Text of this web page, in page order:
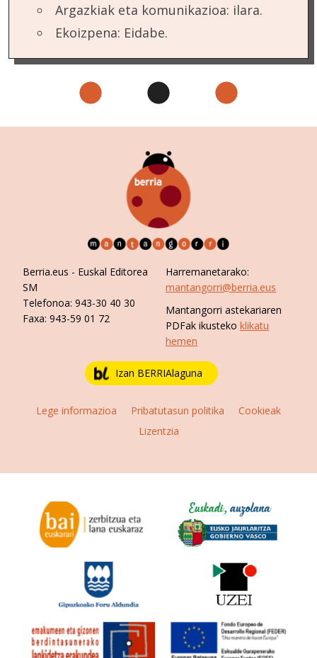
Argazkiak eta komunikazioa: ilara.
Ekoizpena: Eidabe.
Berria.eus - Euskal Editorea
SM
Telefonoa: 943-30 40 30
Faxa: 943-59 01 72
Harremanetarako:
mantangorri@berria.eus
Mantangorri astekariaren
PDFak ikusteko klikatu
hemen
Izan BERRIAlaguna
Lege informazioa Pribatutasun politika
Cookieak
Lizentzia